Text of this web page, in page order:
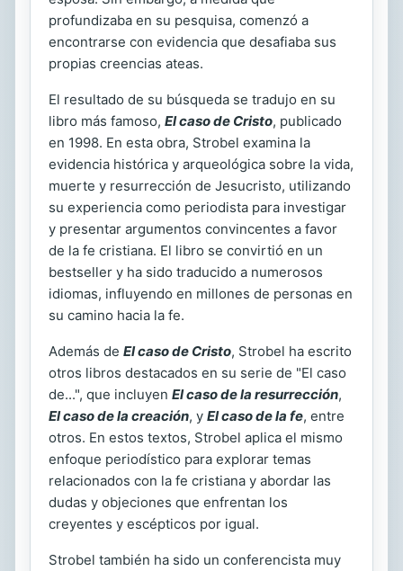
profundizaba en su pesquisa, comenzó a
encontrarse con evidencia que desafiaba sus
propias creencias ateas.
El resultado de su búsqueda se tradujo en su
libro más famoso, El caso de Cristo, publicado
en 1998. En esta obra, Strobel examina la
evidencia histórica y arqueológica sobre la vida,
muerte y resurrección de Jesucristo, utilizando
su experiencia como periodista para investigar
y presentar argumentos convincentes a favor
de la fe cristiana. El libro se convirtió en un
bestseller y ha sido traducido a numerosos
idiomas, influyendo en millones de personas en
su camino hacia la fe.
Además de El caso de Cristo, Strobel ha escrito
otros libros destacados en su serie de "El caso
de...", que incluyen El caso de la resurrección,
El caso de la creación, y El caso de la fe, entre
otros. En estos textos, Strobel aplica el mismo
enfoque periodístico para explorar temas
relacionados con la fe cristiana y abordar las
dudas y objeciones que enfrentan los
creyentes y escépticos por igual.
Strobel también ha sido un conferencista muy